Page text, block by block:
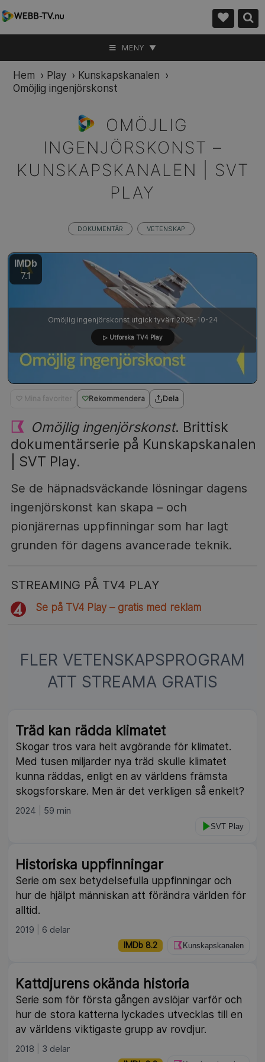
MENY ▼
Hem › Play › Kunskapskanalen ›
Omöjlig ingenjörskonst
OMÖJLIG
INGENJÖRSKONST –
KUNSKAPSKANALEN | SVT
PLAY
♡ Mina favoriter Rekommendera Dela
Omöjlig ingenjörskonst. Brittisk
dokumentärserie på Kunskapskanalen
| SVT Play.
Se de häpnadsväckande lösningar dagens
ingenjörskonst kan skapa – och
pionjärernas uppfinningar som har lagt
grunden för dagens avancerade teknik.
Omöjlig ingenjörskonst utgick tyvärr 2025-10-24
▷ Utforska TV4 Play
STREAMING PÅ TV4 PLAY
Se på TV4 Play – gratis med reklam
DOKUMENTÄR VETENSKAP
IMDb
7.1
FLER VETENSKAPSPROGRAM
ATT STREAMA GRATIS
Träd kan rädda klimatet
Skogar tros vara helt avgörande för klimatet.
Med tusen miljarder nya träd skulle klimatet
kunna räddas, enligt en av världens främsta
skogsforskare. Men är det verkligen så enkelt?
2024 59 min
SVT Play
Historiska uppfinningar
Serie om sex betydelsefulla uppfinningar och
hur de hjälpt människan att förändra världen för
alltid.
2019 6 delar
IMDb 8.2 Kunskapskanalen
Kattdjurens okända historia
Serie som för första gången avslöjar varför och
hur de stora katterna lyckades utvecklas till en
av världens viktigaste grupp av rovdjur.
2018 3 delar